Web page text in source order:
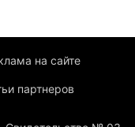
на сайте
партнеров